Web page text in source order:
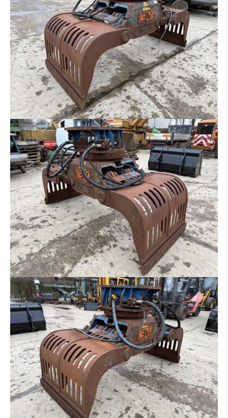
PINCE À TRIE
PINCE À GRAB
RÂTEAU
MARTEAU PIQUEUR
PINCE BOIS
RIPPER
ADAPTATEUR
PNEUS / JANTE
PONT
TRAIN CHAINE
BRAS
CABINE
BOÎTE DE VITESSES / CONVERTISSEUR
DISTRIBUTEUR HYDRAULIQUE
MOTEUR